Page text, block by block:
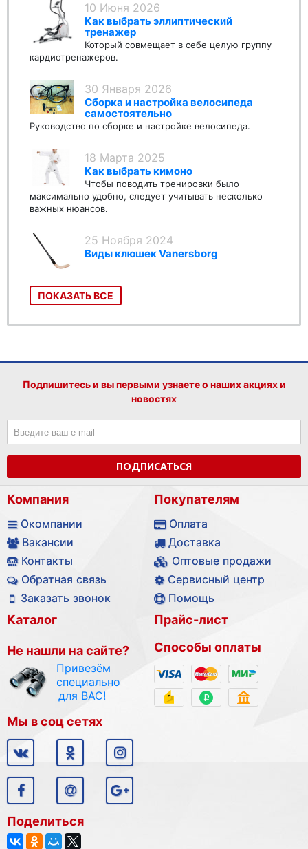
10 Июня 2026
Как выбрать эллиптический
тренажер
Который совмещает в себе целую группу
кардиотренажеров.
30 Января 2026
Сборка и настройка велосипеда
самостоятельно
Руководство по сборке и настройке велосипеда.
18 Марта 2025
Как выбрать кимоно
Чтобы поводить тренировки было
максимально удобно, следует учитывать несколько
важных нюансов.
25 Ноября 2024
Виды клюшек Vanersborg
ПОКАЗАТЬ ВСЕ
Подпишитесь и вы первыми узнаете о наших акциях и
новостях
ПОДПИСАТЬСЯ
Компания
Окомпании
Вакансии
Контакты
Обратная связь
Заказать звонок
Покупателям
Оплата
Доставка
Оптовые продажи
Сервисный центр
Помощь
Каталог
Не нашли на сайте?
Привезём
специально
для ВАС!
Прайс-лист
Способы оплаты
Мы в соц сетях
Поделиться